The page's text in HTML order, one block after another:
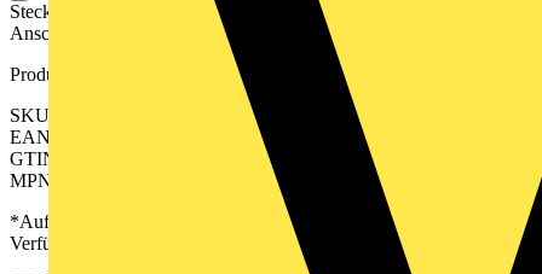
Steckbarer Leiterplatten-Anschluss mit innovatiever
Anschlusstechnologie für eine sichere und intuitive Handhabung.
Produktkennzeichen
SKU: 2529320000
EAN: 04050118539394
GTIN: 04050118539394
MPN: SV-SMT 7.62HP/04/270G SC/6 2.6SN BX
*Auf Anfrage verfügbar - bitte in den Warenkorb legen, um
Verfügbarkeit zu prüfen